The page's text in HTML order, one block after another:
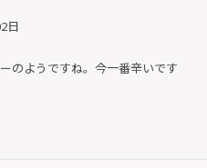
日
のようですね。今一番辛いです